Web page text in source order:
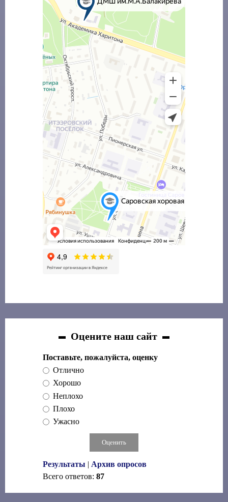
Оцените наш сайт
Поставьте, пожалуйста, оценку
Отлично
Хорошо
Неплохо
Плохо
Ужасно
Результаты | Архив опросов
Всего ответов: 87